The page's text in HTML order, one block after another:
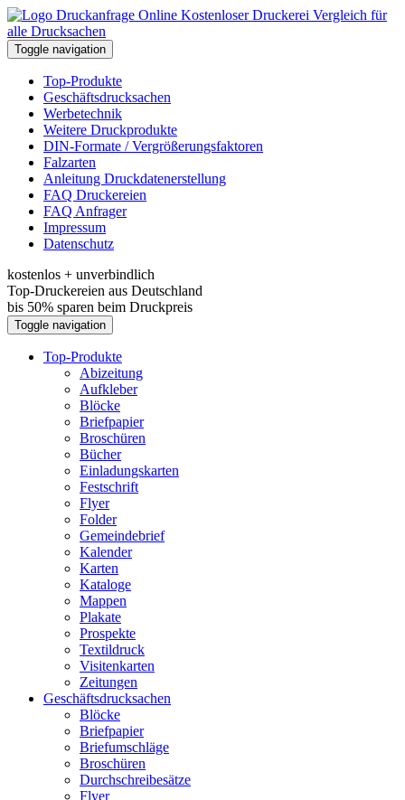
Kostenloser Druckerei Vergleich für
alle Drucksachen
Toggle navigation
Top-Produkte
Geschäftsdrucksachen
Werbetechnik
Weitere Druckprodukte
DIN-Formate / Vergrößerungsfaktoren
Falzarten
Anleitung Druckdatenerstellung
FAQ Druckereien
FAQ Anfrager
Impressum
Datenschutz
kostenlos + unverbindlich
Top-Druckereien aus Deutschland
bis 50% sparen beim Druckpreis
Toggle navigation
Top-Produkte
Abizeitung
Aufkleber
Blöcke
Briefpapier
Broschüren
Bücher
Einladungskarten
Festschrift
Flyer
Folder
Gemeindebrief
Kalender
Karten
Kataloge
Mappen
Plakate
Prospekte
Textildruck
Visitenkarten
Zeitungen
Geschäftsdrucksachen
Blöcke
Briefpapier
Briefumschläge
Broschüren
Durchschreibesätze
Flyer